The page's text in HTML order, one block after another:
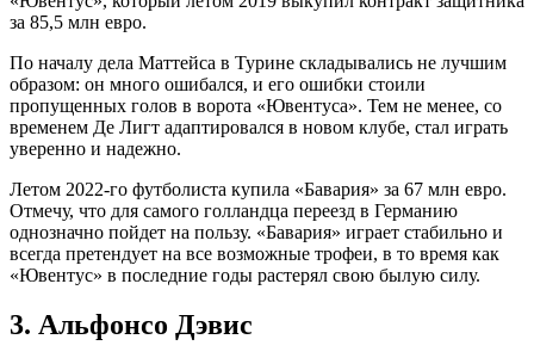
за 85,5 млн евро.
По началу дела Маттейса в Турине складывались не лучшим
образом: он много ошибался, и его ошибки стоили
пропущенных голов в ворота «Ювентуса». Тем не менее, со
временем Де Лигт адаптировался в новом клубе, стал играть
уверенно и надежно.
Летом 2022-го футболиста купила «Бавария» за 67 млн евро.
Отмечу, что для самого голландца переезд в Германию
однозначно пойдет на пользу. «Бавария» играет стабильно и
всегда претендует на все возможные трофеи, в то время как
«Ювентус» в последние годы растерял свою былую силу.
3. Альфонсо Дэвис